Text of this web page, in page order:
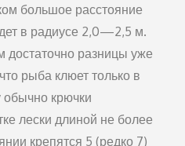
большое расстояние
в радиусе 2,0—2,5 м.
разницы уже
рыба клюет только в
крючки
лески длиной не более
крепятся 5 (редко 7)